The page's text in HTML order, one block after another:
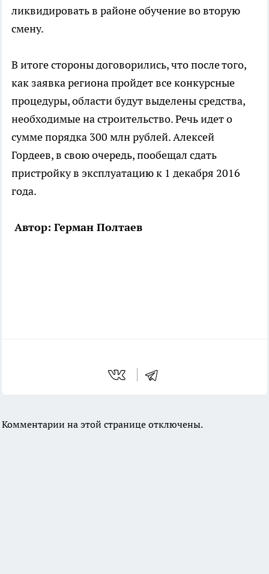
ликвидировать в районе обучение во вторую
смену.
В итоге стороны договорились, что после того,
как заявка региона пройдет все конкурсные
процедуры, области будут выделены средства,
необходимые на строительство. Речь идет о
сумме порядка 300 млн рублей. Алексей
Гордеев, в свою очередь, пообещал сдать
пристройку в эксплуатацию к 1 декабря 2016
года.
Автор: Герман Полтаев
Комментарии на этой странице отключены.